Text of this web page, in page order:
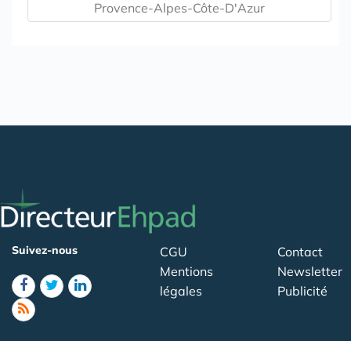
Provence-Alpes-Côte-D'Azur
Suivez-nous
CGU
Mentions
légales
Contact
Newsletter
Publicité